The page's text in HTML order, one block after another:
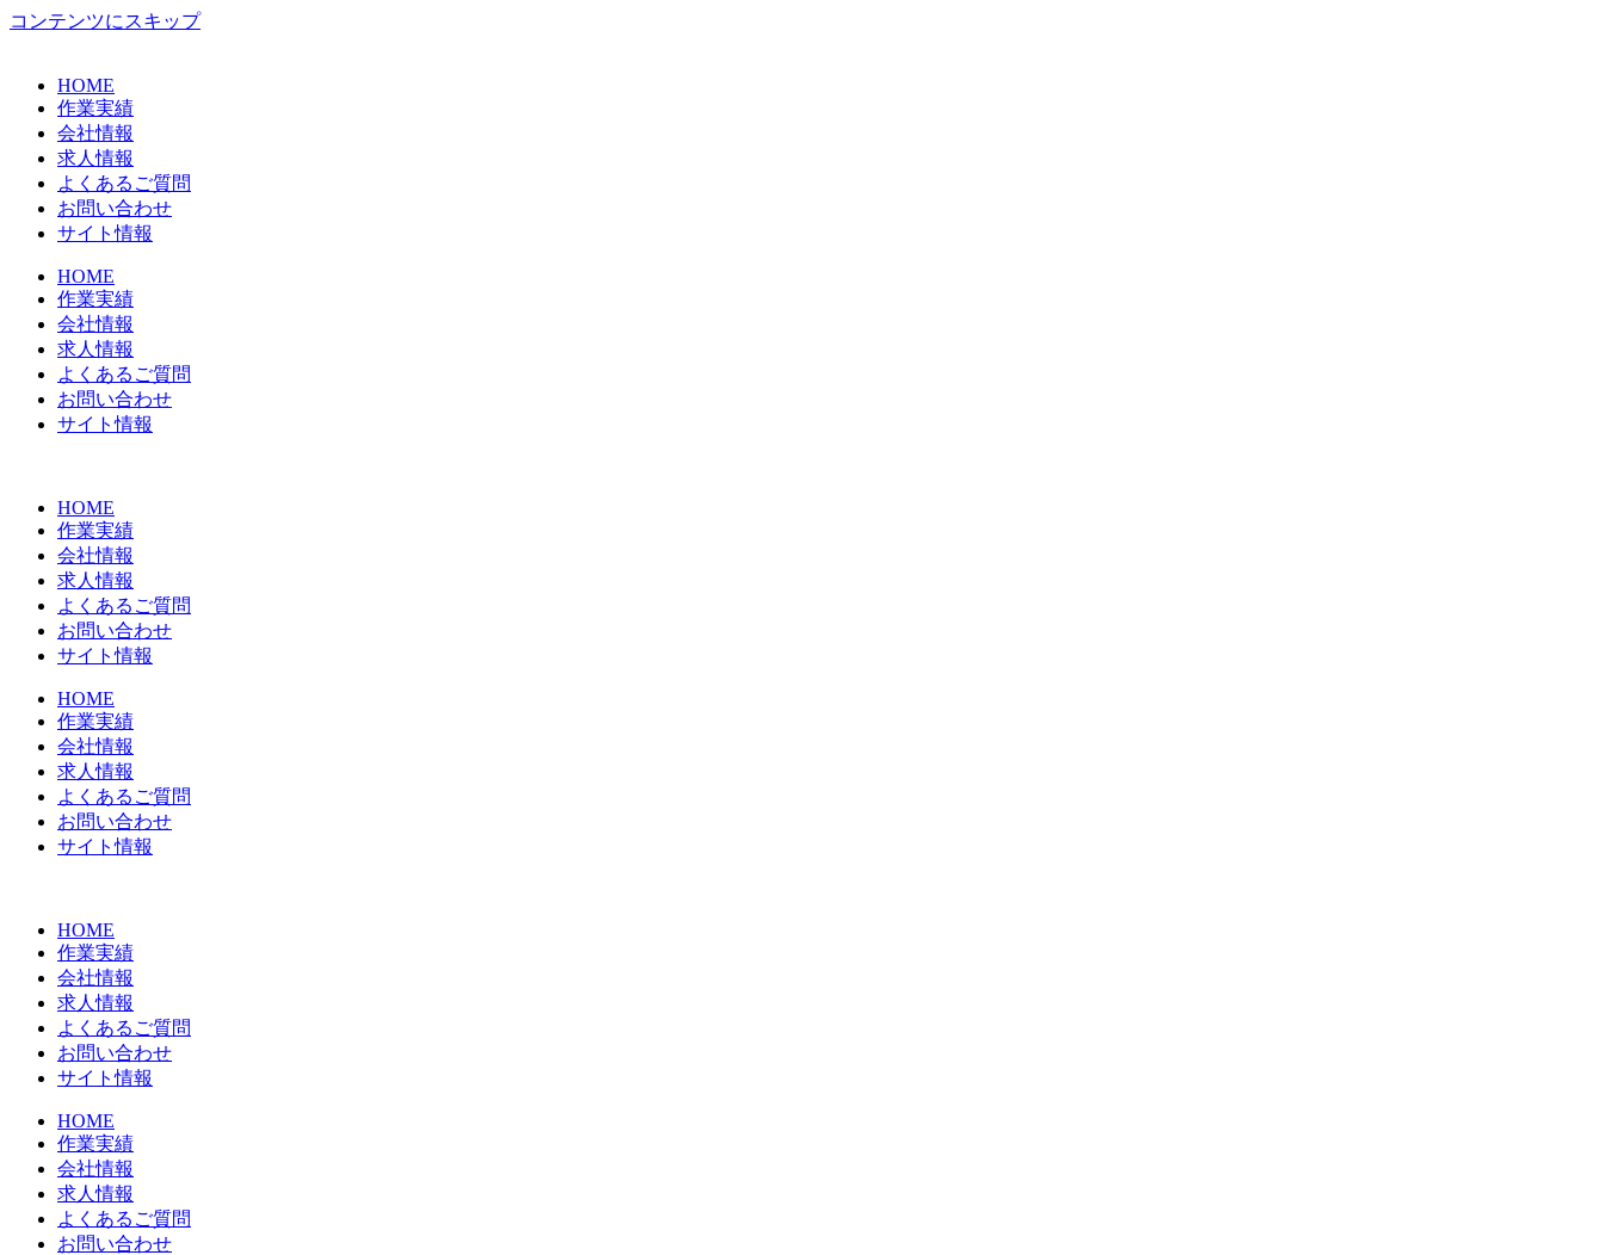
コンテンツにスキップ
HOME
作業実績
会社情報
求人情報
よくあるご質問
お問い合わせ
サイト情報
HOME
作業実績
会社情報
求人情報
よくあるご質問
お問い合わせ
サイト情報
HOME
作業実績
会社情報
求人情報
よくあるご質問
お問い合わせ
サイト情報
HOME
作業実績
会社情報
求人情報
よくあるご質問
お問い合わせ
サイト情報
HOME
作業実績
会社情報
求人情報
よくあるご質問
お問い合わせ
サイト情報
HOME
作業実績
会社情報
求人情報
よくあるご質問
お問い合わせ